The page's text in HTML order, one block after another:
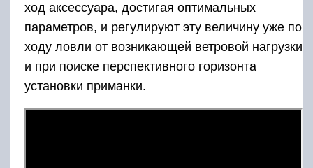
ход аксессуара, достигая оптимальных
параметров, и регулируют эту величину уже по
ходу ловли от возникающей ветровой нагрузки
и при поиске перспективного горизонта
установки приманки.